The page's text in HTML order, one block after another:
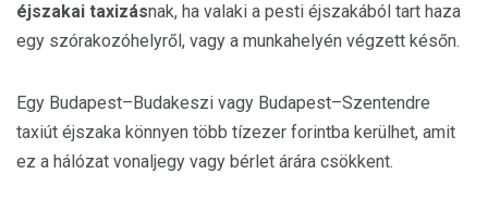
éjszakai taxizásnak, ha valaki a pesti éjszakából tart haza
egy szórakozóhelyről, vagy a munkahelyén végzett későn.
Egy Budapest–Budakeszi vagy Budapest–Szentendre
taxiút éjszaka könnyen több tízezer forintba kerülhet, amit
ez a hálózat vonaljegy vagy bérlet árára csökkent.